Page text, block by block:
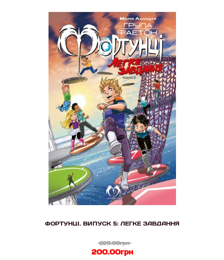
ФОРТУНЦІ. ВИПУСК 5: ЛЕГКЕ ЗАВДАННЯ
220.00грн
200.00грн